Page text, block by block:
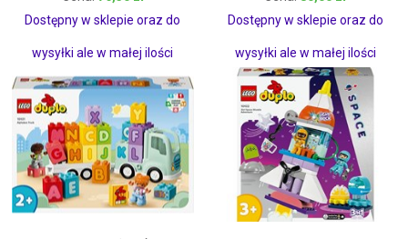
Dostępny w sklepie oraz do
wysyłki ale w małej ilości
76,50 zł
Dostępny w sklepie oraz do
wysyłki ale w małej ilości
80,00 zł